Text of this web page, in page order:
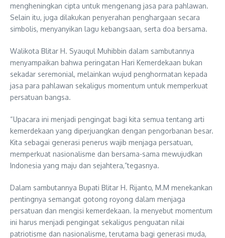
mengheningkan cipta untuk mengenang jasa para pahlawan.
Selain itu, juga dilakukan penyerahan penghargaan secara
simbolis, menyanyikan lagu kebangsaan, serta doa bersama.
Walikota Blitar H. Syauqul Muhibbin dalam sambutannya
menyampaikan bahwa peringatan Hari Kemerdekaan bukan
sekadar seremonial, melainkan wujud penghormatan kepada
jasa para pahlawan sekaligus momentum untuk memperkuat
persatuan bangsa.
“Upacara ini menjadi pengingat bagi kita semua tentang arti
kemerdekaan yang diperjuangkan dengan pengorbanan besar.
Kita sebagai generasi penerus wajib menjaga persatuan,
memperkuat nasionalisme dan bersama-sama mewujudkan
Indonesia yang maju dan sejahtera,”tegasnya.
Dalam sambutannya Bupati Blitar H. Rijanto, M.M menekankan
pentingnya semangat gotong royong dalam menjaga
persatuan dan mengisi kemerdekaan. Ia menyebut momentum
ini harus menjadi pengingat sekaligus penguatan nilai
patriotisme dan nasionalisme, terutama bagi generasi muda,